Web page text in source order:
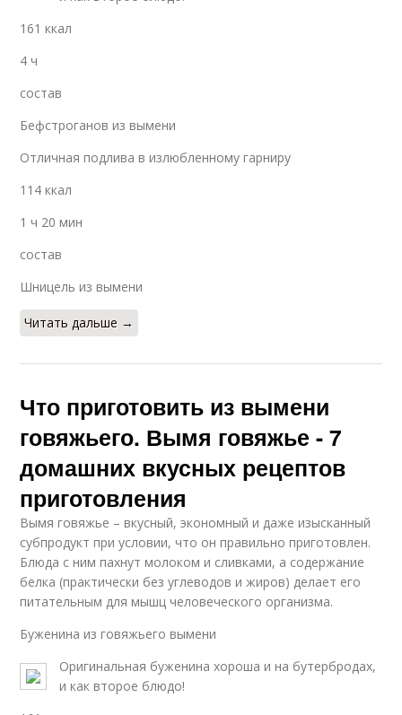
161 ккал
4 ч
состав
Бефстроганов из вымени
Отличная подлива в излюбленному гарниру
114 ккал
1 ч 20 мин
состав
Шницель из вымени
Читать дальше →
Что приготовить из вымени
говяжьего. Вымя говяжье - 7
домашних вкусных рецептов
приготовления
Вымя говяжье – вкусный, экономный и даже изысканный
субпродукт при условии, что он правильно приготовлен.
Блюда с ним пахнут молоком и сливками, а содержание
белка (практически без углеводов и жиров) делает его
питательным для мышц человеческого организма.
Буженина из говяжьего вымени
Оригинальная буженина хороша и на бутербродах,
и как второе блюдо!